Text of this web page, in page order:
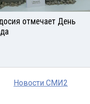
отмечает День
Новости СМИ2